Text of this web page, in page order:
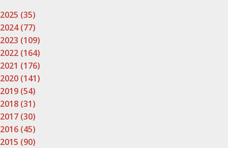
2025 (35)
2024 (77)
2023 (109)
2022 (164)
2021 (176)
2020 (141)
2019 (54)
2018 (31)
2017 (30)
2016 (45)
2015 (90)